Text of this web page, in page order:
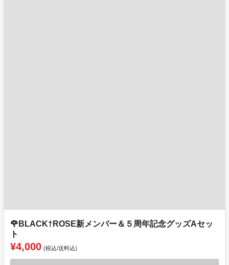
🌹BLACK†ROSE新メンバー＆５周年記念グッズAセッ
ト
¥4,000 (税込/送料込)